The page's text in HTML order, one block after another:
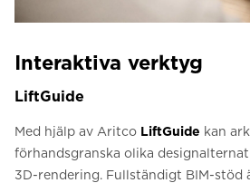
Interaktiva verktyg
LiftGuide
Med hjälp av Aritco LiftGuide kan
förhandsgranska olika
3D-rendering. Fullständigt BIM-stöd